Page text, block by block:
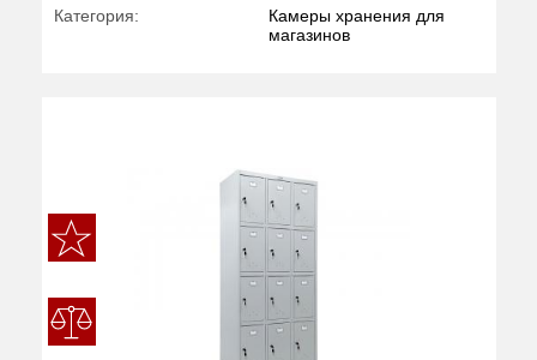
Категория:
Камеры хранения для
магазинов